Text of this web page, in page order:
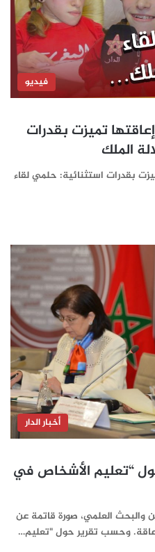
فيديو
تميزت بقدرات
الملك
بقدرات استثنائية: حلمي لقاء
أخبار الدار
“تعليم الأشخاص في
والبحث العلمي، صورة قاتمة عن
وحسب تقرير حول "تعليم…